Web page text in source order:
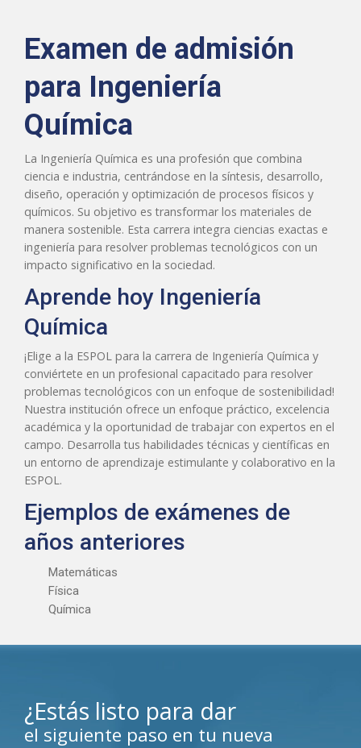
Examen de admisión
para Ingeniería
Química
La Ingeniería Química es una profesión que combina
ciencia e industria, centrándose en la síntesis, desarrollo,
diseño, operación y optimización de procesos físicos y
químicos. Su objetivo es transformar los materiales de
manera sostenible. Esta carrera integra ciencias exactas e
ingeniería para resolver problemas tecnológicos con un
impacto significativo en la sociedad.
Aprende hoy Ingeniería
Química
¡Elige a la ESPOL para la carrera de Ingeniería Química y
conviértete en un profesional capacitado para resolver
problemas tecnológicos con un enfoque de sostenibilidad!
Nuestra institución ofrece un enfoque práctico, excelencia
académica y la oportunidad de trabajar con expertos en el
campo. Desarrolla tus habilidades técnicas y científicas en
un entorno de aprendizaje estimulante y colaborativo en la
ESPOL.
Ejemplos de exámenes de
años anteriores
Matemáticas
Física
Química
¿Estás listo para dar
el siguiente paso en tu nueva